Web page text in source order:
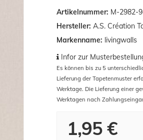
Artikelnummer: M-2982-
Hersteller: A.S. Création
Markenname: livingwalls
Infor zur
Es können bis zu 5
Lieferung der Tapetenmuster
Werktage. Die Lieferung einer
Werktagen nach
1,95 €